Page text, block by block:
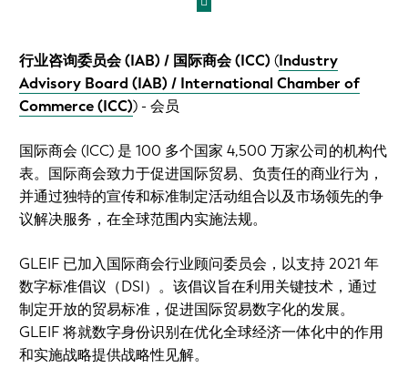
行业咨询委员会 (IAB) / 国际商会 (ICC) (Industry
Advisory Board (IAB) / International Chamber of
Commerce (ICC)) - 会员
国际商会 (ICC) 是 100 多个国家 4,500 万家公司的机构代
表。国际商会致力于促进国际贸易、负责任的商业行为，
并通过独特的宣传和标准制定活动组合以及市场领先的争
议解决服务，在全球范围内实施法规。
GLEIF 已加入国际商会行业顾问委员会，以支持 2021 年
数字标准倡议（DSI）。该倡议旨在利用关键技术，通过
制定开放的贸易标准，促进国际贸易数字化的发展。
GLEIF 将就数字身份识别在优化全球经济一体化中的作用
和实施战略提供战略性见解。